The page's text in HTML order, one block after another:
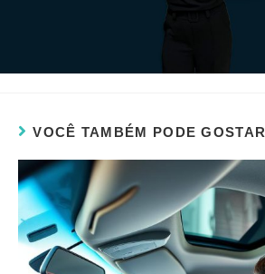
VOCÊ TAMBÉM PODE GOSTAR